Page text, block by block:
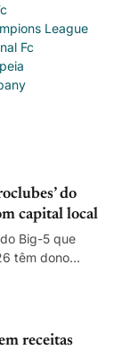
League
Fc
do
capital local
Big-5 que
têm dono
Premier
receitas